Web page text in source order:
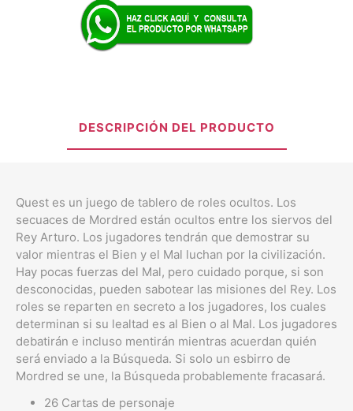
DESCRIPCIÓN DEL PRODUCTO
Quest es un juego de tablero de roles ocultos. Los
secuaces de Mordred están ocultos entre los siervos del
Rey Arturo. Los jugadores tendrán que demostrar su
valor mientras el Bien y el Mal luchan por la civilización.
Hay pocas fuerzas del Mal, pero cuidado porque, si son
desconocidas, pueden sabotear las misiones del Rey. Los
roles se reparten en secreto a los jugadores, los cuales
determinan si su lealtad es al Bien o al Mal. Los jugadores
debatirán e incluso mentirán mientras acuerdan quién
será enviado a la Búsqueda. Si solo un esbirro de
Mordred se une, la Búsqueda probablemente fracasará.
26 Cartas de personaje